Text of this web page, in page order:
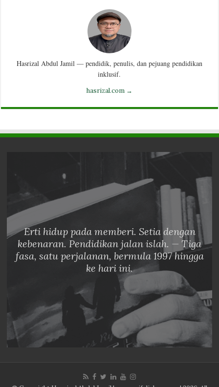
Hasrizal Abdul Jamil — pendidik, penulis, dan pejuang pendidikan
inklusif.
hasrizal.com →
Erti hidup pada memberi. Setia dengan
kebenaran. Pendidikan jalan islah. — Tiga
fasa, satu perjalanan, bermula 1997 hingga
ke hari ini.